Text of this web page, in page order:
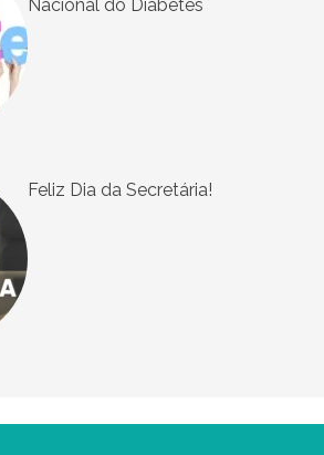
Nacional do Diabetes
Feliz Dia da Secretária!